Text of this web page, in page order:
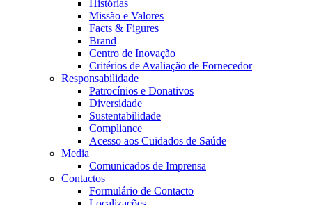
Histórias
Missão e Valores
Facts & Figures
Brand
Centro de Inovação
Critérios de Avaliação de Fornecedor
Responsabilidade
Patrocínios e Donativos
Diversidade
Sustentabilidade
Compliance
Acesso aos Cuidados de Saúde
Media
Comunicados de Imprensa
Contactos
Formulário de Contacto